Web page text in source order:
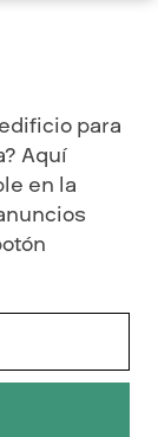
para
Aquí
en la